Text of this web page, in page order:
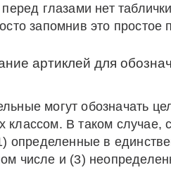
глазами нет
запомнив это простое
артиклей для
могут обозначать
классом. В таком случае,
определенные в
числе и (3)